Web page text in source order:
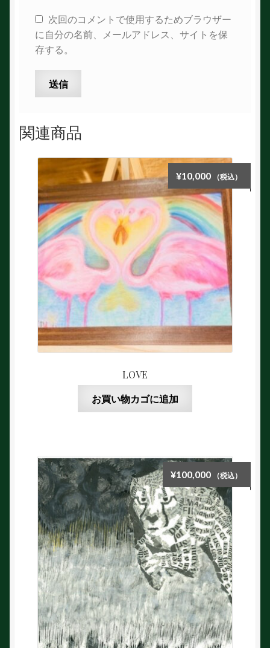
次回のコメントで使用するためブラウザー
に自分の名前、メールアドレス、サイトを保
存する。
関連商品
LOVE
¥10,000 （税込）
お買い物カゴに追加
¥100,000 （税込）